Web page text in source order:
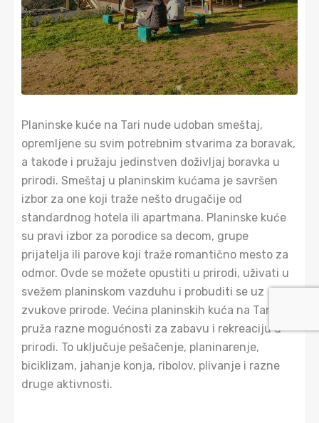
Planinske kuće na Tari nude udoban smeštaj,
opremljene su svim potrebnim stvarima za boravak,
a takođe i pružaju jedinstven doživljaj boravka u
prirodi. Smeštaj u planinskim kućama je savršen
izbor za one koji traže nešto drugačije od
standardnog hotela ili apartmana. Planinske kuće
su pravi izbor za porodice sa decom, grupe
prijatelja ili parove koji traže romantično mesto za
odmor. Ovde se možete opustiti u prirodi, uživati u
svežem planinskom vazduhu i probuditi se uz
zvukove prirode. Većina planinskih kuća na Tari
pruža razne mogućnosti za zabavu i rekreaciju u
prirodi. To uključuje pešačenje, planinarenje,
biciklizam, jahanje konja, ribolov, plivanje i razne
druge aktivnosti.